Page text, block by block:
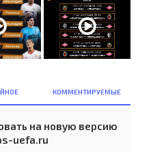
КОММЕНТИРУЕМЫЕ
на новую версию
uefa.ru